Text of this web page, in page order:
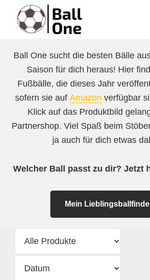
Inhalt
springen
Fußzeile
springen
One
Fußball!
Ball One sucht die besten Bälle
Saison für dich heraus! Hier
Fußbälle, die dieses Jahr
sofern sie auf Amazon verfügbar
Klick auf das Produktbild
Partnershop. Viel Spaß beim
ja auch für dich etwas
Welcher Ball passt zu dir? Jetzt
Mein